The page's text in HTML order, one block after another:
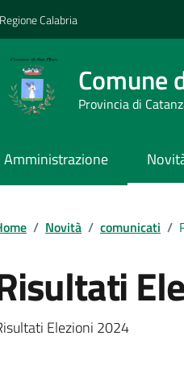
Regione Calabria
Comune
Provincia di
Amministrazione
/ Novità / comunicati /
della
Elezioni 2024